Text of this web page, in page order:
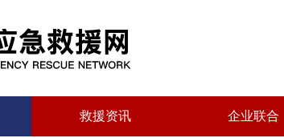
救援资讯 企业联合